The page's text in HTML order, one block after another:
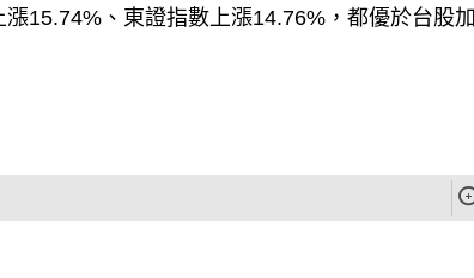
15.74%、東證指數上漲14.76%，都優於台股加